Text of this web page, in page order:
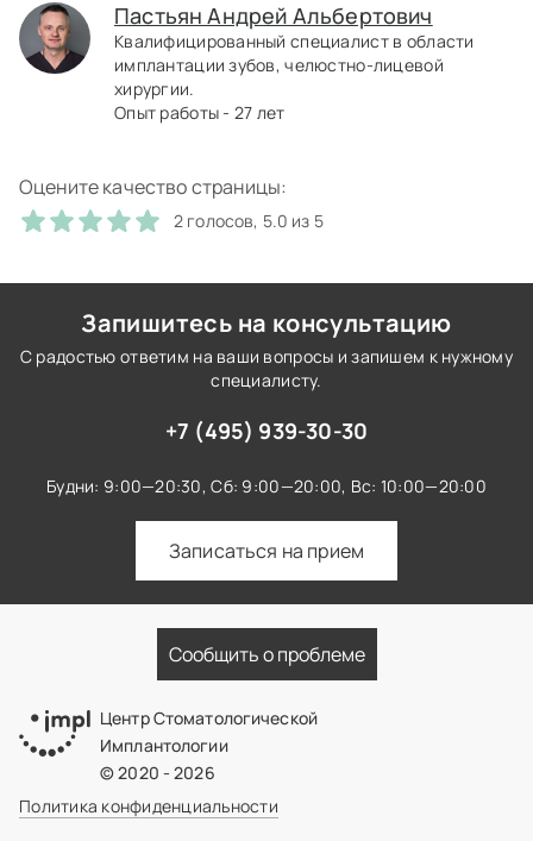
Пастьян Андрей Альбертович
Квалифицированный специалист в области
имплантации зубов, челюстно-лицевой
хирургии.
Опыт работы - 27 лет
Оцените качество страницы:
2 голосов, 5.0 из 5
Запишитесь на консультацию
С радостью ответим на ваши вопросы и запишем к нужному
специалисту.
+7 (495) 939-30-30
Будни: 9:00—20:30, Сб: 9:00—20:00, Вс: 10:00—20:00
Записаться на прием
Сообщить о проблеме
Центр Стоматологической
Имплантологии
© 2020 - 2026
Политика конфиденциальности